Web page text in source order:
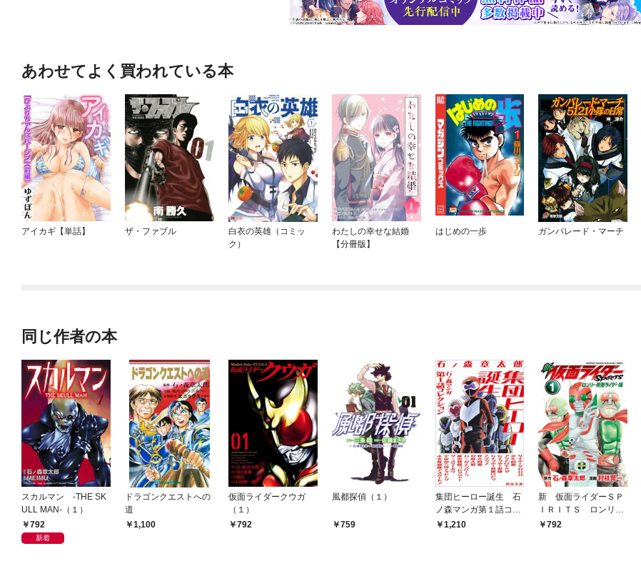
あわせてよく買われている本
アイカギ【単話】 ザ・ファブル
白衣の英雄（コミッ
ク）
わたしの幸せな結婚
【分冊版】
はじめの一歩 ガンパレード・マーチ
同じ作者の本
スカルマン -THE SK
ULL MAN-（１）
792
新着
ドラゴンクエストへの
道
1,100
仮面ライダークウガ
（１）
792
風都探偵（１）
759
集団ヒーロー誕生 石
ノ森マンガ第１話コレ
クション
1,210
新 仮面ライダーＳＰ
ＩＲＩＴＳ ロンリー
仮面ライダー編（１）
792